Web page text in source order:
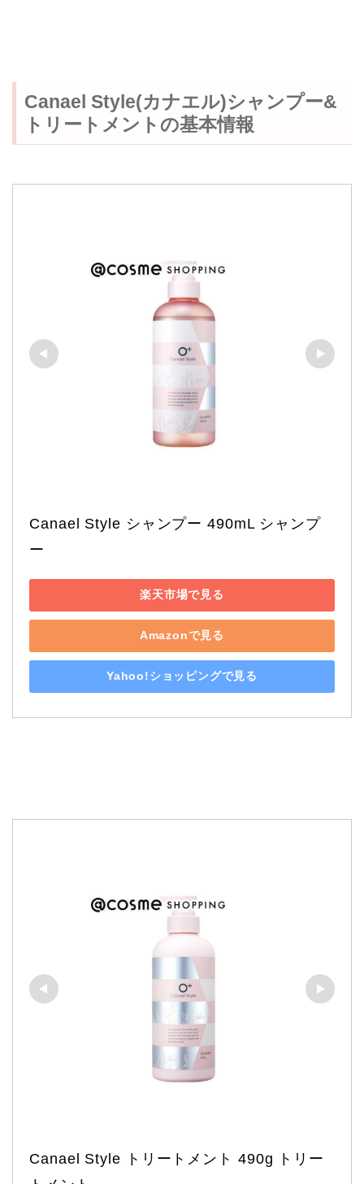
Canael Style(カナエル)シャンプー&
トリートメントの基本情報
Canael Style シャンプー 490mL シャンプ
ー
楽天市場で見る
Amazonで見る
Yahoo!ショッピングで見る
Canael Style トリートメント 490g トリー